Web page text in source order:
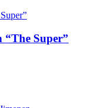
“The Super”